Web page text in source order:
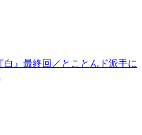
白』最終回／とことんド派手に